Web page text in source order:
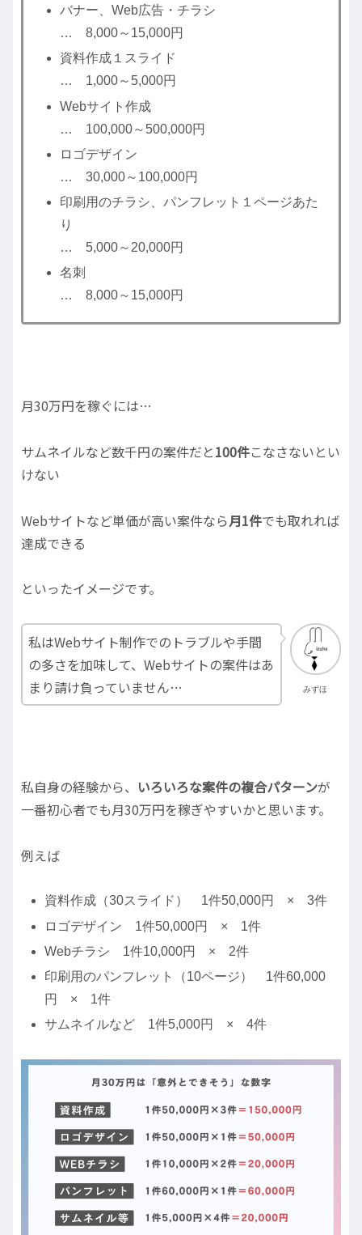
バナー、Web広告・チラシ
… 8,000～15,000円
資料作成１スライド
… 1,000～5,000円
Webサイト作成
… 100,000～500,000円
ロゴデザイン
… 30,000～100,000円
印刷用のチラシ、パンフレット１ページあた
り
… 5,000～20,000円
名刺
… 8,000～15,000円
月30万円を稼ぐには…
サムネイルなど数千円の案件だと100件こなさないとい
けない
Webサイトなど単価が高い案件なら月1件でも取れれば
達成できる
といったイメージです。
みずほ
私はWebサイト制作でのトラブルや手間
の多さを加味して、Webサイトの案件はあ
まり請け負っていません…
私自身の経験から、 いろいろな案件の複合パターンが
一番初心者でも月30万円を稼ぎやすいかと思います。
例えば
資料作成（30スライド） 1件50,000円 × 3件
ロゴデザイン 1件50,000円 × 1件
Webチラシ 1件10,000円 × 2件
印刷用のパンフレット（10ページ） 1件60,000
円 × 1件
サムネイルなど 1件5,000円 × 4件